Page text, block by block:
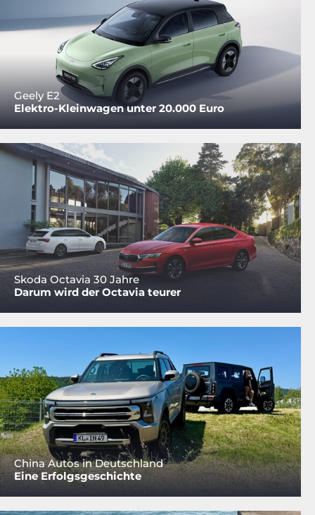
Geely E2
Elektro-Kleinwagen unter 20.000 Euro
Skoda Octavia 30 Jahre
Darum wird der Octavia teurer
China Autos in Deutschland
Eine Erfolgsgeschichte